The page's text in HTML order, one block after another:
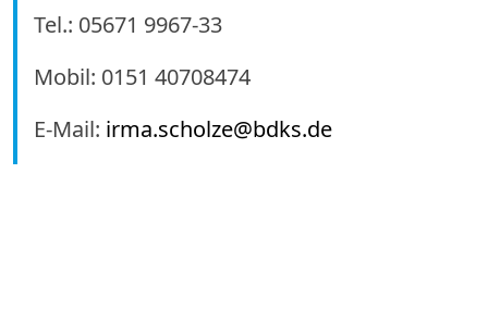
Tel.: 05671 9967-33
Mobil: 0151 40708474
E-Mail: irma.scholze@bdks.de